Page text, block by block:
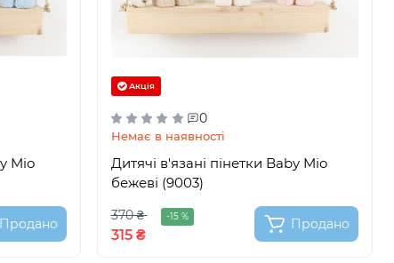
Mio
Продано
Акція
0
Немає в наявності
Дитячі в'язані пінетки Baby Mio
бежеві (9003)
370 ₴ -15 %
315 ₴
Продано